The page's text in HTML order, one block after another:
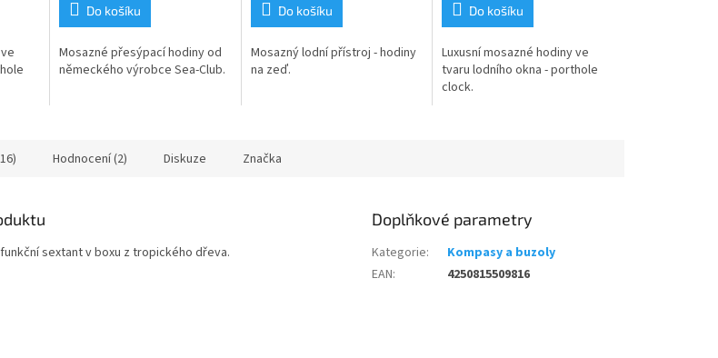
Do košíku
Mosazné přesýpací hodiny od
německého výrobce Sea-Club.
Do košíku
Mosazný lodní přístroj - hodiny
na zeď.
Do košíku
Luxusní mosazné hodiny ve
tvaru lodního okna - porthole
clock.
Hodnocení (2) Diskuze Značka
sextant v boxu z tropického dřeva.
Doplňkové parametry
Kategorie:
Kompasy a buzoly
EAN: 4250815509816